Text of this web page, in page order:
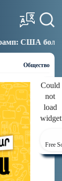
вести
Общество
Could
not
load
Free